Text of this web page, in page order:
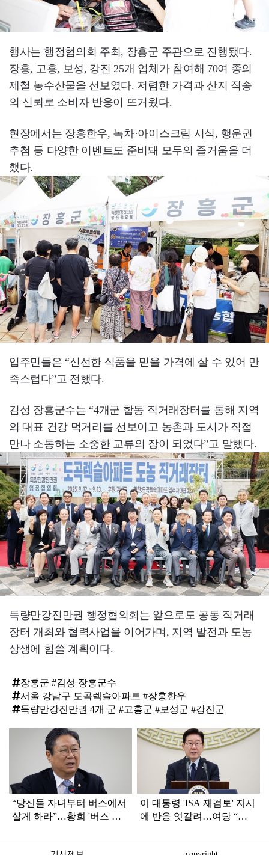
행사는 행정협의회 주최, 장흥군 주관으로 진행됐다.
장흥, 고흥, 보성, 강진 25개 업체가 참여해 70여 종의
제철 농수산물을 선보였다. 저렴한 가격과 산지 직송
의 신뢰로 소비자 반응이 뜨거웠다.
현장에서는 장흥한우, 녹차·아이스크림 시식, 행운권
추첨 등 다양한 이벤트도 준비돼 모두의 즐거움을 더
했다.
입주민들은 “신선한 식품을 믿을 가격에 살 수 있어 만
족스럽다”고 전했다.
김성 장흥군수는 “4개군 합동 직거래장터를 통해 지역
의 대표 건강 먹거리를 선보이고 농촌과 도시가 직접
만나 소통하는 소중한 교류의 장이 되었다”고 말했다.
득량만강진만권 행정협의회는 앞으로도 공동 직거래
장터 개최와 협력사업을 이어가며, 지역 발전과 도농
상생에 힘쓸 계획이다.
장흥군 #김성 장흥군수
서울 강남구 도곡렉슬아파트 #장흥한우
득량만강진만권 4개 군 #고흥군 #보성군 #강진군
“당신들 자녀부터 버스에서
살게 하라”…황희 '버스 하
이 대통령 'ISA 재검토' 지시
에 반응 엇갈려…여당 “적